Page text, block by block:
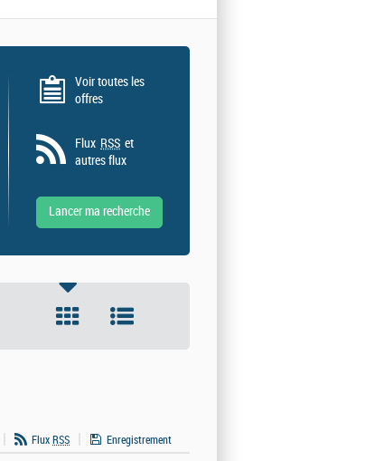
Voir toutes les
offres
Flux RSS et
autres flux
Flux RSS
Enregistrement